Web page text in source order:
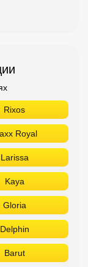
Rixos
Royal
Larissa
Kaya
Gloria
Delphin
Barut